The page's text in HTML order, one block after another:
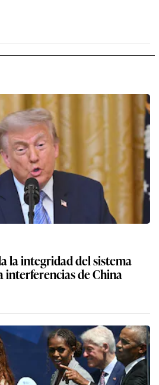
la integridad del sistema
interferencias de China